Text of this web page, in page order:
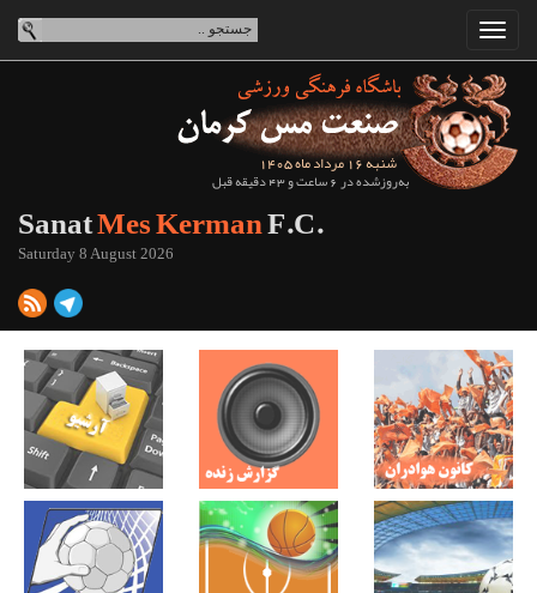
شنبه 16 مرداد ماه 1405
به‌روزشده در 6 ساعت و 43 دقیقه قبل
SanatMes KermanF.C.
Saturday 8 August 2026